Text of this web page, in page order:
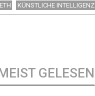
ETH KÜNSTLICHE INTELLIGENZ
GELESEN